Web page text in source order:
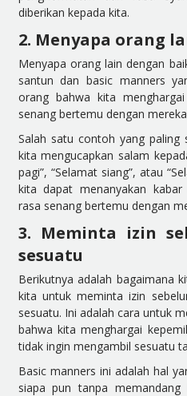
diberikan kepada kita.
2. Menyapa orang
Menyapa orang lain dengan
santun dan basic manners
orang bahwa kita
senang bertemu dengan
Salah satu contoh yang paling
kita mengucapkan salam
pagi”, “Selamat siang”, atau
kita dapat menanyakan
rasa senang bertemu dengan
3. Meminta izin
sesuatu
Berikutnya adalah bagaimana
kita untuk meminta izin
sesuatu. Ini adalah cara untuk
bahwa kita menghargai
tidak ingin mengambil sesuatu
Basic manners ini adalah hal
siapa pun tanpa